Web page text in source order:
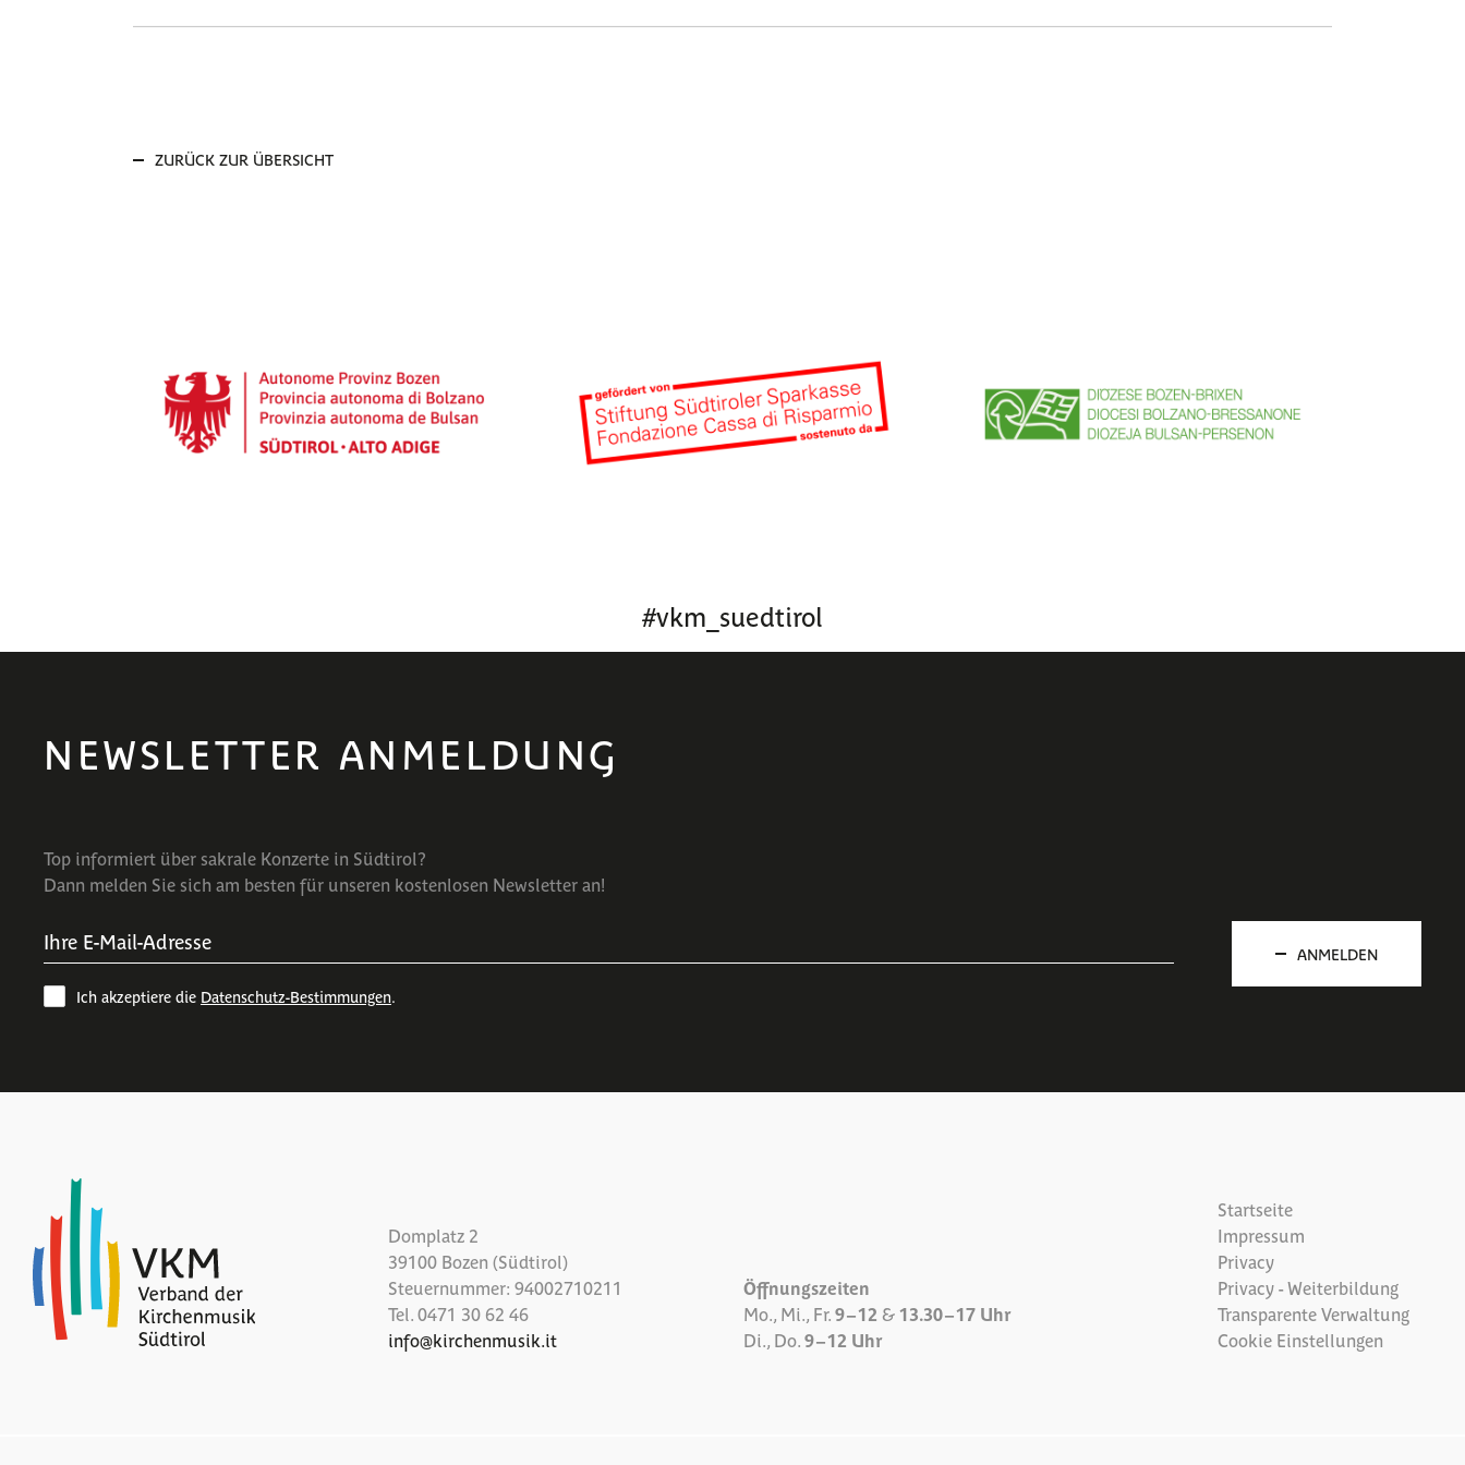
ZURÜCK ZUR ÜBERSICHT
#vkm_suedtirol
NEWSLETTER ANMELDUNG
Top informiert über sakrale Konzerte in Südtirol?
Dann melden Sie sich am besten für unseren kostenlosen Newsletter an!
Ich akzeptiere die Datenschutz-Bestimmungen.
ANMELDEN
Domplatz 2
39100 Bozen (Südtirol)
Steuernummer: 94002710211
Tel. 0471 30 62 46
info@kirchenmusik.it
Öffnungszeiten
Mo., Mi., Fr. 9 – 12 & 13.30 – 17 Uhr
Di., Do. 9 – 12 Uhr
Startseite
Impressum
Privacy
Privacy - Weiterbildung
Transparente Verwaltung
Cookie Einstellungen